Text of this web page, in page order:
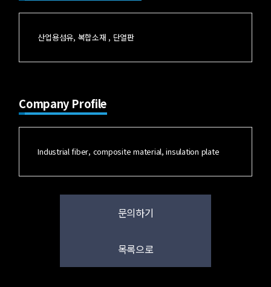
산업용섬유, 복합소재 , 단열판
Company Profile
Industrial fiber, composite material, insulation plate
문의하기
목록으로